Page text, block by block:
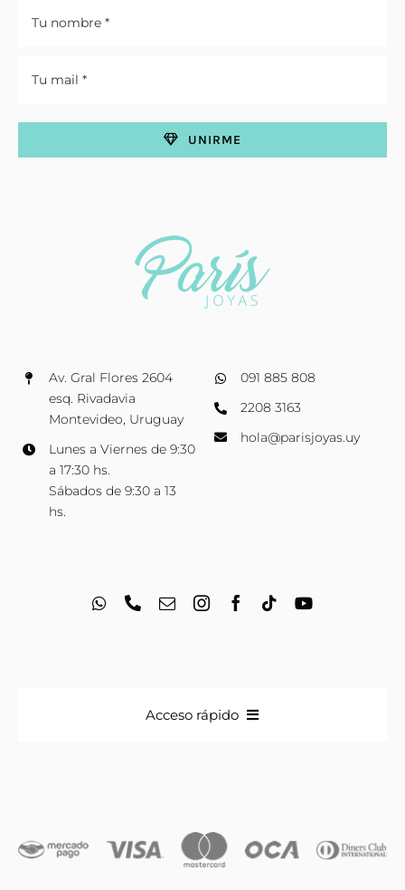
Av. Gral Flores 2604
esq. Rivadavia
Montevideo, Uruguay
Lunes a Viernes de 9:30
a 17:30 hs.
Sábados de 9:30 a 13
hs.
091 885 808
2208 3163
hola@parisjoyas.uy
UNIRME
Acceso rápido
Iniciales